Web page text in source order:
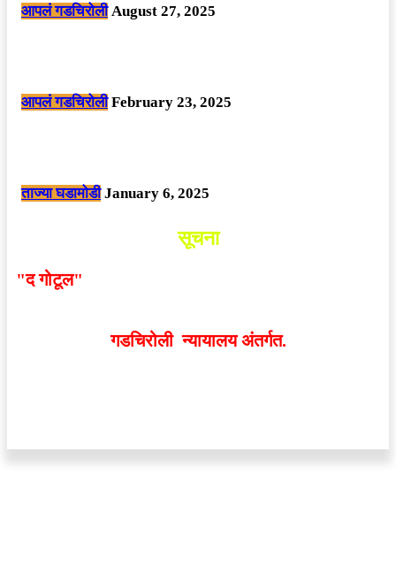
आपलं गडचिरोली August 27, 2025
आपलं गडचिरोली February 23, 2025
ताज्या घडामोडी January 6, 2025
सूचना
"द गोटूल"
गडचिरोली न्यायालय अंतर्गत.